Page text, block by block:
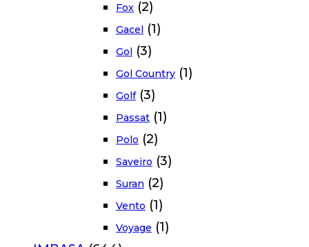
Fox (2)
Gacel (1)
Gol (3)
Gol Country (1)
Golf (3)
Passat (1)
Polo (2)
Saveiro (3)
Suran (2)
Vento (1)
Voyage (1)